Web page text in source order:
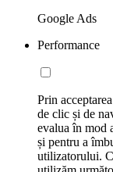
Google Ads
Performance
Prin
de clic și de
evalua în mod
și pentru a
utilizatorului.